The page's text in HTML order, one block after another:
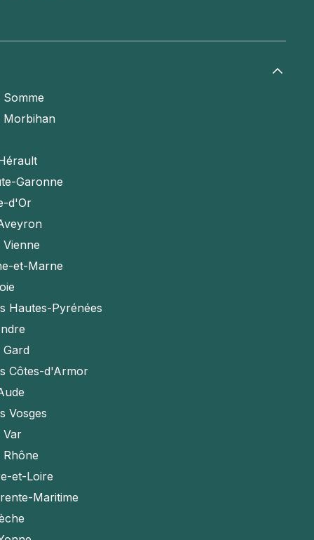
Somme
Morbihan
Garonne
d'Or
et-Marne
Hautes-Pyrénées
Gard
Côtes-d'Armor
Vosges
Var
Rhône
et-Loire
Maritime